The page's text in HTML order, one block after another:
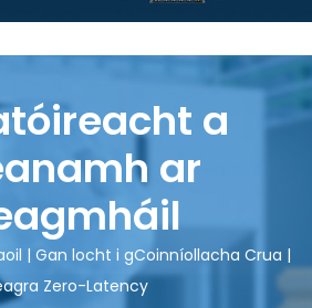
a
ar
| Gan locht i gCoinníollacha Crua |
Zero-Latency